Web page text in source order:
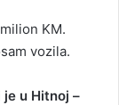
KM.
vozila.
u Hitnoj –